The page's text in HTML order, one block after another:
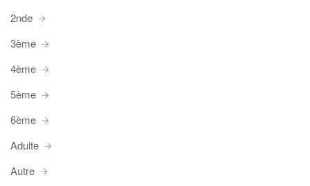
2nde
3ème
4ème
5ème
6ème
Adulte
Autre